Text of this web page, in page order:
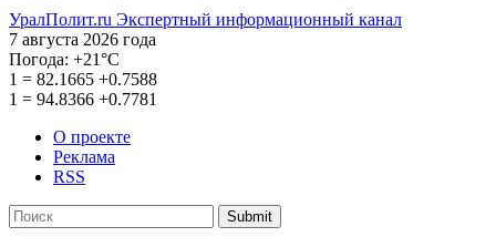
УралПолит.ru Экспертный информационный канал
7 августа 2026 года
Погода: +21°С
1 = 82.1665 +0.7588
1 = 94.8366 +0.7781
О проекте
Реклама
RSS
Submit